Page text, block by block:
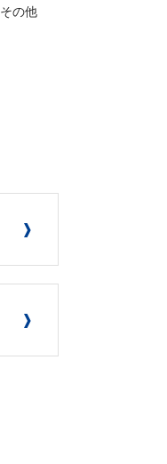
その他